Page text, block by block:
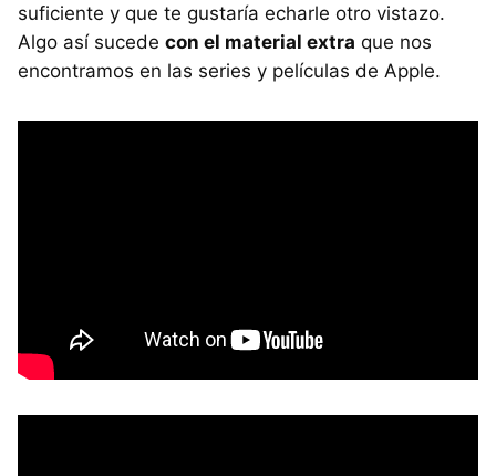
suficiente y que te gustaría echarle otro vistazo.
Algo así sucede con el material extra que nos
encontramos en las series y películas de Apple.